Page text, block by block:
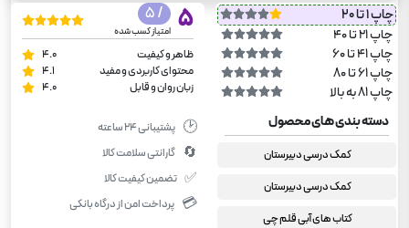
چاپ 1 تا 20
چاپ 21 تا 40
چاپ 41 تا 60
چاپ 61 تا 80
چاپ 81 به بالا
5
/ 5
امتیاز کسب شده
ظاهر و کیفیت
4.0
محتوای کاربردی و مفید
4.1
زبان روان و قابل
4.0
دسته بندی های محصول
کمک درسی دبیرستان
کمک درسی دبیرستان
کتاب های آبی قلم چی
🕑 پشتیبانی ۲۴ ساعته
🔄 گارانتی سلامت کالا
✅ تضمین کیفیت کالا
💳 پرداخت امن از درگاه بانکی